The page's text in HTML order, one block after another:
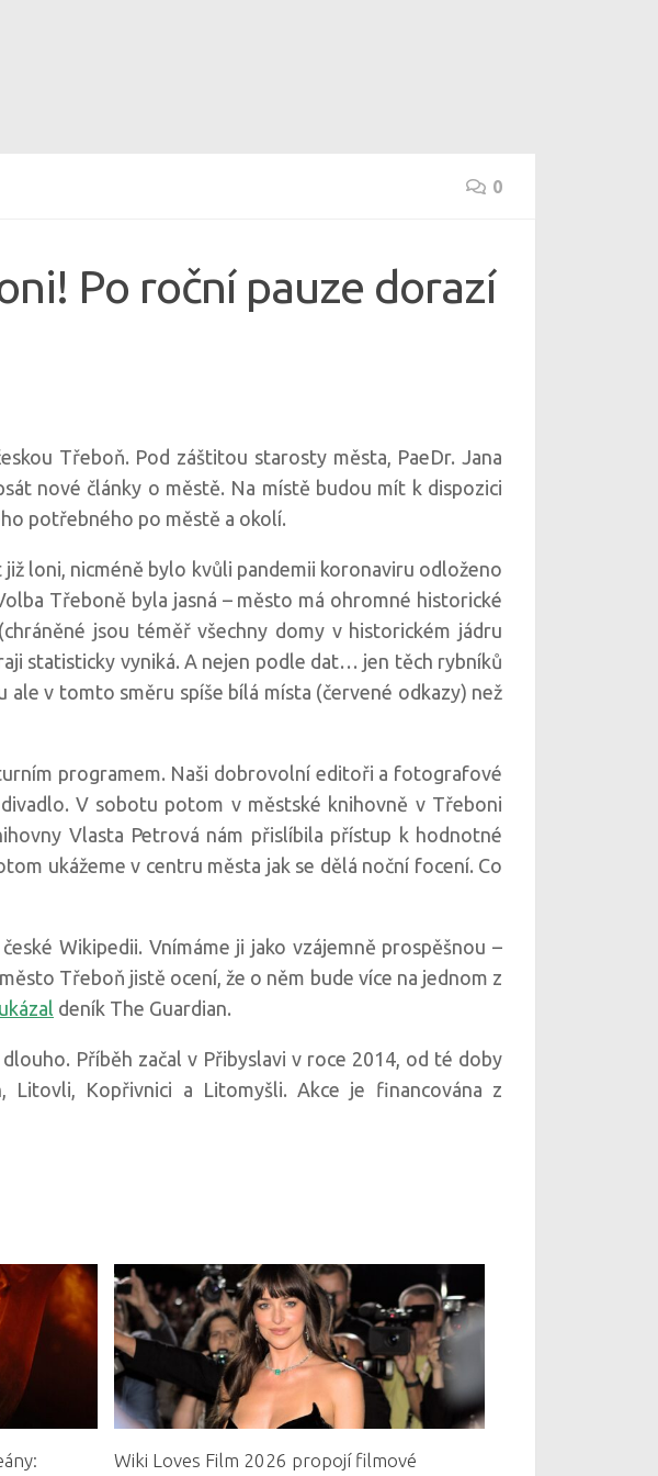
0
Po roční pauze dorazí
Třeboň. Pod záštitou starosty města, PaeDr. Jana
nové články o městě. Na místě budou mít k dispozici
potřebného po městě a okolí.
loni, nicméně bylo kvůli pandemii koronaviru odloženo
Třeboně byla jasná – město má ohromné historické
jsou téměř všechny domy v historickém jádru
statisticky vyniká. A nejen podle dat… jen těch rybníků
ale v tomto směru spíše bílá místa (červené odkazy) než
programem. Naši dobrovolní editoři a fotografové
V sobotu potom v městské knihovně v Třeboni
Vlasta Petrová nám přislíbila přístup k hodnotné
ukážeme v centru města jak se dělá noční focení. Co
Wikipedii. Vnímáme ji jako vzájemně prospěšnou –
Třeboň jistě ocení, že o něm bude více na jednom z
deník The Guardian.
Příběh začal v Přibyslavi v roce 2014, od té doby
Litovli, Kopřivnici a Litomyšli. Akce je financována z
Wiki Loves Film 2026 propojí filmové